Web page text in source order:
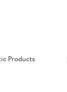
Products